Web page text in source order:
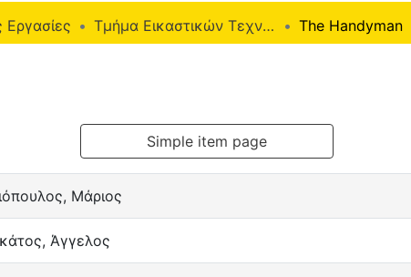
Εργασίες Τμήμα Εικαστικών Τεχνών (Π. Ε.) The Handyman
Simple item page
Μάριος
Άγγελος